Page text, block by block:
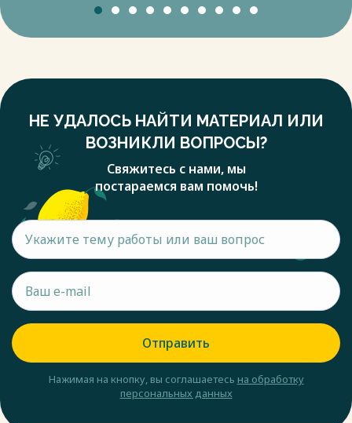
НЕ УДАЛОСЬ НАЙТИ МАТЕРИАЛ ИЛИ
ВОЗНИКЛИ ВОПРОСЫ?
Свяжитесь с нами, мы
постараемся вам помочь!
Отправить
Нажимая на кнопку, вы соглашаетесь на обработку
персональных данных